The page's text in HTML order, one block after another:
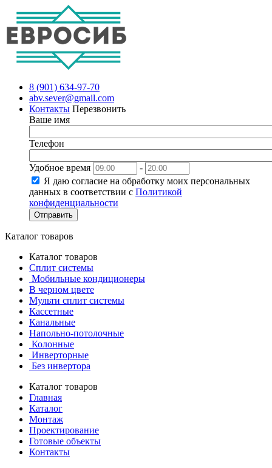
8 (901) 634-97-70
abv.sever@gmail.com
Контакты Перезвонить
Ваше имя
Телефон
Удобное время
-
Я даю согласие на обработку моих персональных
данных в соответствии с Политикой
конфиденциальности
Отправить
Каталог товаров
Каталог товаров
Сплит системы
Мобильные кондиционеры
В черном цвете
Мульти сплит системы
Кассетные
Канальные
Напольно-потолочные
Колонные
Инверторные
Без инвертора
Каталог товаров
Главная
Каталог
Монтаж
Проектирование
Готовые объекты
Контакты